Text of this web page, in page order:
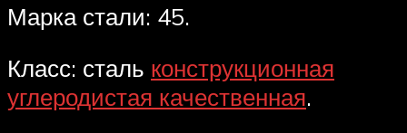
Марка стали: 45.
Класс: сталь конструкционная
углеродистая качественная.